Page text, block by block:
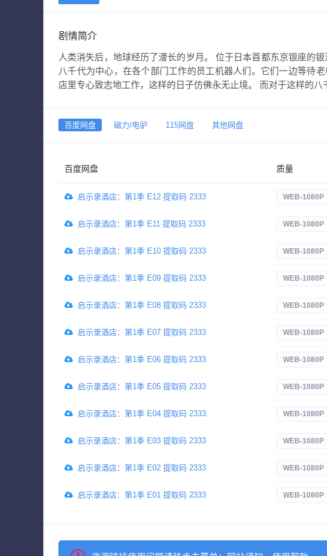
剧情简介
人类消失后，地球经历了漫长的岁月。 位于日本首都东京银座的
八千代为中心，在各个部门工作的员工机器人们。它们一边等待
店里专心致志地工作，这样的日子仿佛永无止境。 而对于这样的八
百度网盘 磁力/电驴 115网盘 其他网盘
百度网盘 质量
启示录酒店：第1季 E12 提取码 2333 WEB-1080P
启示录酒店：第1季 E11 提取码 2333 WEB-1080P
启示录酒店：第1季 E10 提取码 2333 WEB-1080P
启示录酒店：第1季 E09 提取码 2333 WEB-1080P
启示录酒店：第1季 E08 提取码 2333 WEB-1080P
启示录酒店：第1季 E07 提取码 2333 WEB-1080P
启示录酒店：第1季 E06 提取码 2333 WEB-1080P
启示录酒店：第1季 E05 提取码 2333 WEB-1080P
启示录酒店：第1季 E04 提取码 2333 WEB-1080P
启示录酒店：第1季 E03 提取码 2333 WEB-1080P
启示录酒店：第1季 E02 提取码 2333 WEB-1080P
启示录酒店：第1季 E01 提取码 2333 WEB-1080P